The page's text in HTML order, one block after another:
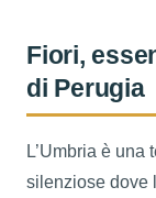
Fiori,
di Perugia
L’Umbria è
silenziose dove